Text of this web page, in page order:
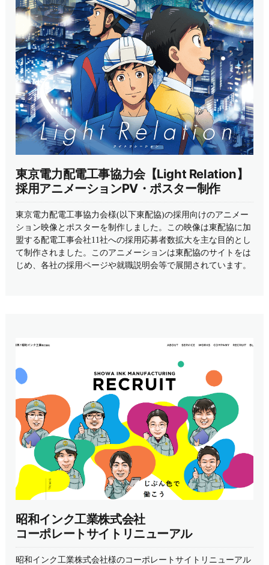
東京電力配電工事協力会【Light Relation】
採用アニメーションPV・ポスター制作
東京電力配電工事協力会様(以下東配協)の採用向けのアニメー
ション映像とポスターを制作しました。この映像は東配協に加
盟する配電工事会社11社への採用応募者数拡大を主な目的とし
て制作されました。このアニメーションは東配協のサイトをは
じめ、各社の採用ページや就職説明会等で展開されています。
昭和インク工業株式会社
コーポレートサイトリニューアル
昭和インク工業株式会社様のコーポレートサイトリニューアル